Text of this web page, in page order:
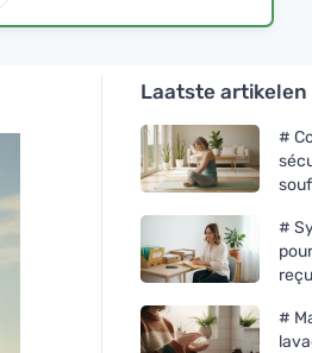
Laatste artikelen
#
#
#